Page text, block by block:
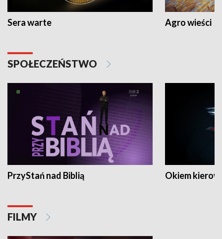
Sera warte Agro wieści
SPOŁECZEŃSTWO
PrzyStań nad Biblią Okiem
FILMY